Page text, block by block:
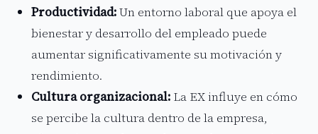
Productividad:Un entorno laboral que apoya el
bienestar y desarrollo del empleado puede
aumentar significativamente su motivación y
rendimiento.
Cultura organizacional: La EX influye en cómo
se percibe la cultura dentro de la empresa,